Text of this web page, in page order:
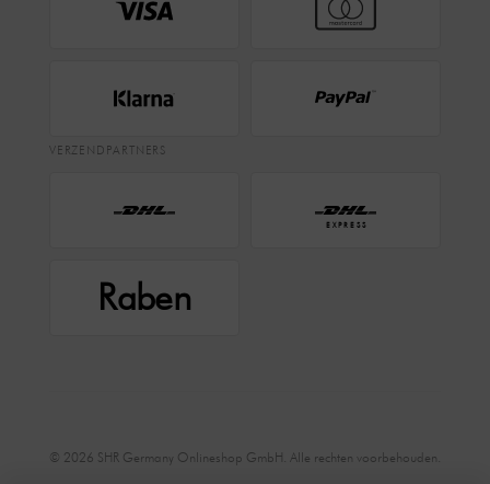
VERZENDPARTNERS
EXPRESS
Raben
© 2026 SHR Germany Onlineshop GmbH. Alle rechten voorbehouden.